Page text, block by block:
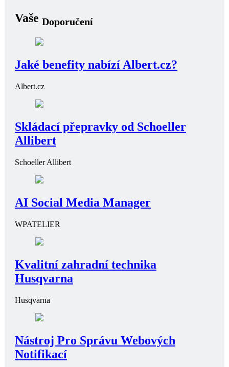
Vaše Doporučení
Jaké benefity nabízí Albert.cz?
Albert.cz
Skládací přepravky od Schoeller
Allibert
Schoeller Allibert
AI Social Media Manager
WPATELIER
Kvalitní zahradní technika
Husqvarna
Husqvarna
Nástroj Pro Správu Webových
Notifikací